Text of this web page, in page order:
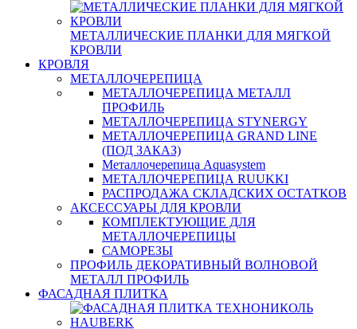
МЕТАЛЛИЧЕСКИЕ ПЛАНКИ ДЛЯ МЯГКОЙ
КРОВЛИ
КРОВЛЯ
МЕТАЛЛОЧЕРЕПИЦА
МЕТАЛЛОЧЕРЕПИЦА МЕТАЛЛ
ПРОФИЛЬ
МЕТАЛЛОЧЕРЕПИЦА STYNERGY
МЕТАЛЛОЧЕРЕПИЦА GRAND LINE
(ПОД ЗАКАЗ)
Металлочерепица Aquasystem
МЕТАЛЛОЧЕРЕПИЦА RUUKKI
РАСПРОДАЖА СКЛАДСКИХ ОСТАТКОВ
АКСЕССУАРЫ ДЛЯ КРОВЛИ
КОМПЛЕКТУЮЩИЕ ДЛЯ
МЕТАЛЛОЧЕРЕПИЦЫ
САМОРЕЗЫ
ПРОФИЛЬ ДЕКОРАТИВНЫЙ ВОЛНОВОЙ
МЕТАЛЛ ПРОФИЛЬ
ФАСАДНАЯ ПЛИТКА